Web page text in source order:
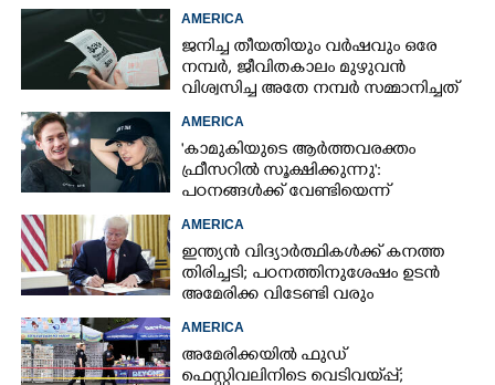
AMERICA
ജനിച്ച തീയതിയും വർഷവും ഒരേ
നമ്പർ, ജീവിതകാലം മുഴുവൻ
വിശ്വസിച്ച അതേ നമ്പർ സമ്മാനിച്ചത്
കോടികളുടെ ഭാഗ്യം
AMERICA
'കാമുകിയുടെ ആർത്തവരക്തം
ഫ്രീസറിൽ സൂക്ഷിക്കുന്നു':
പഠനങ്ങൾക്ക് വേണ്ടിയെന്ന്
വിശദീകരണം,​ ചർച്ചയായി ബ്രയാൻ
ജോൺസന്റെ പോസ്റ്റ്
AMERICA
ഇന്ത്യൻ വിദ്യാർത്ഥികൾക്ക് കനത്ത
തിരിച്ചടി; പഠനത്തിനുശേഷം ഉടൻ
അമേരിക്ക വിടേണ്ടി വരും
AMERICA
അമേരിക്കയിൽ ഫുഡ്
ഫെസ്റ്റിവലിനിടെ വെടിവയ്‌പ്പ്;